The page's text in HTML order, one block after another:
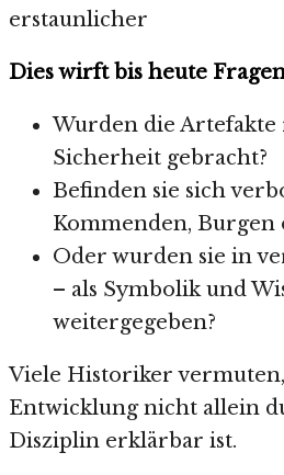
erstaunlicher
Dies wirft bis heute
Wurden die
Sicherheit gebracht?
Befinden sie sich
Kommenden, Burgen
Oder wurden sie in
– als Symbolik und
weitergegeben?
Viele Historiker vermuten,
Entwicklung nicht allein
Disziplin erklärbar ist.